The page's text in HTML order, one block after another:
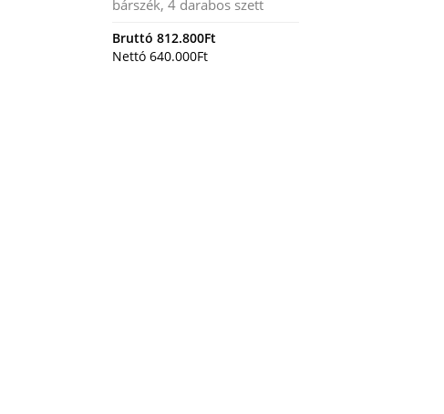
bárszék, 4 darabos szett
Bruttó 812.800Ft
Nettó 640.000Ft